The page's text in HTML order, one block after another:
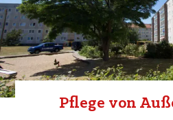
Pflege von